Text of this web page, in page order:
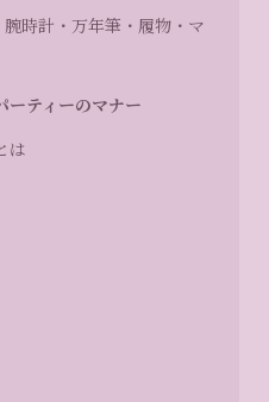
時計・万年筆・履物・マ
ーティーのマナー
は